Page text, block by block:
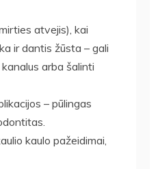
atvejis), kai
ir dantis žūsta – gali
arba šalinti
– pūlingas
kaulo pažeidimai,